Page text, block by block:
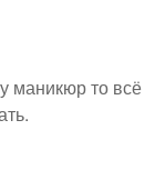
маникюр то всё